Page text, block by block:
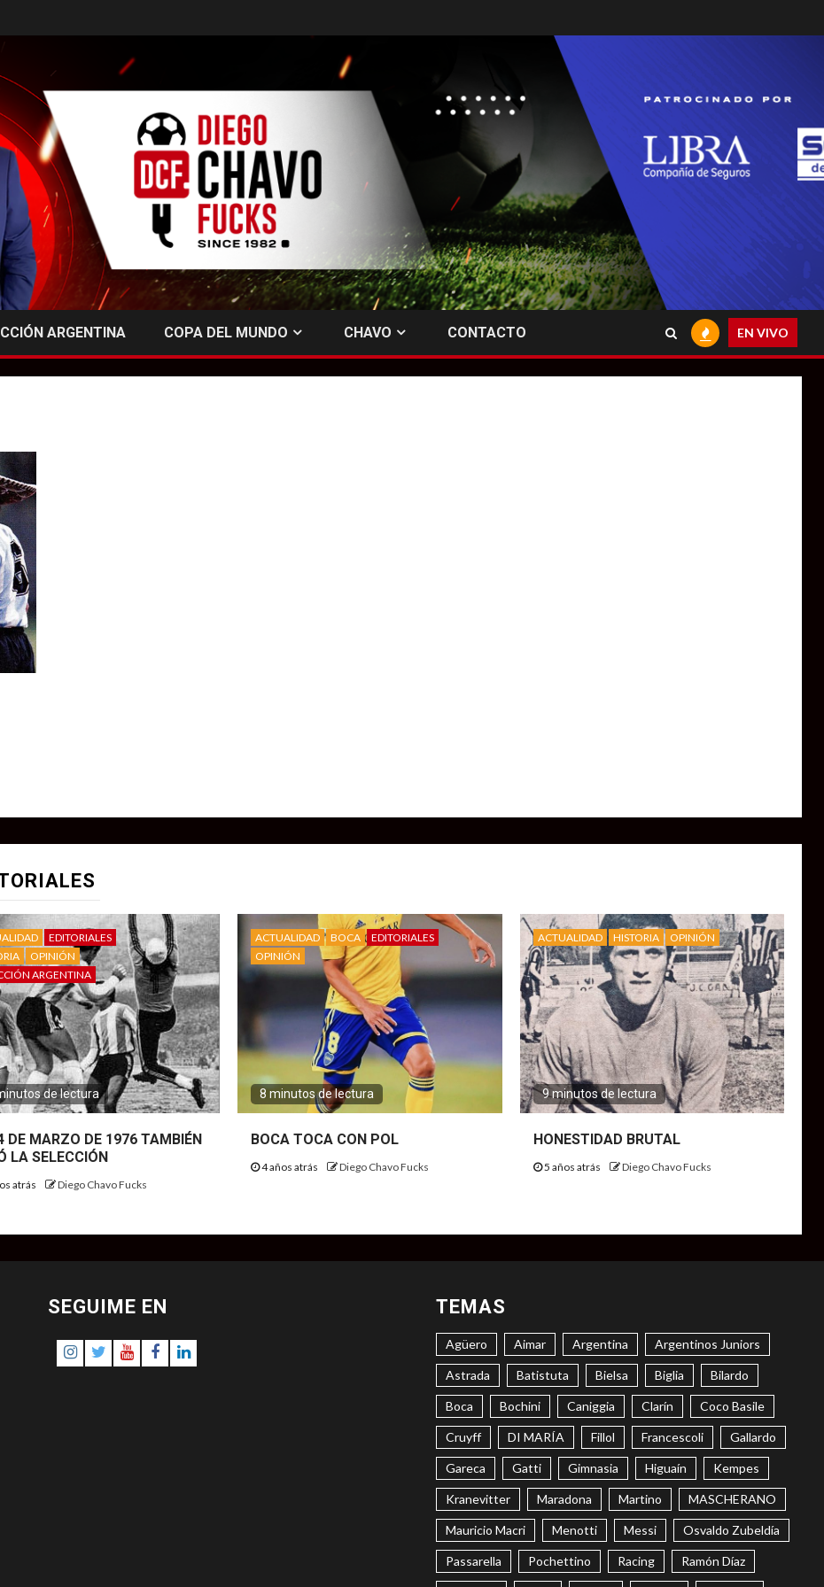
ARGENTINA COPA DEL MUNDO CHAVO CONTACTO EN VIVO
EDITORIALES
OPINIÓN
ARGENTINA
de lectura
DE MARZO DE 1976 TAMBIÉN
LA SELECCIÓN
atrás Diego Chavo Fucks
ACTUALIDAD BOCA
EDITORIALES
OPINIÓN
8 minutos de lectura
BOCA TOCA CON POL
4 años atrás Diego Chavo Fucks
ACTUALIDAD HISTORIA OPINIÓN
9 minutos de lectura
HONESTIDAD BRUTAL
5 años atrás Diego Chavo Fucks
SEGUIME EN
Instagram
Twitter
Youtube
Facebook
LinkedIn
TEMAS
Agüero Aimar Argentina Argentinos Juniors
Astrada Batistuta Bielsa Biglia Bilardo
Boca Bochini Caniggia Clarín Coco Basile
Cruyff DI MARÍA Fillol Francescoli Gallardo
Gareca Gatti Gimnasia Higuaín Kempes
Kranevitter Maradona Martino MASCHERANO
Mauricio Macri Menotti Messi Osvaldo Zubeldía
Passarella Pochettino Racing Ramón Díaz